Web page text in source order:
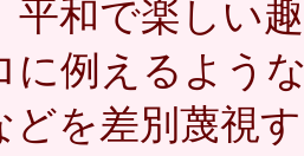
平和で楽しい
に例えるよう
どを差別蔑視